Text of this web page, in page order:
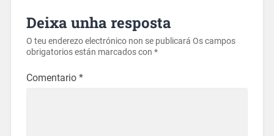
Deixa unha resposta
O teu enderezo electrónico non se publicará Os campos
obrigatorios están marcados con *
Comentario *